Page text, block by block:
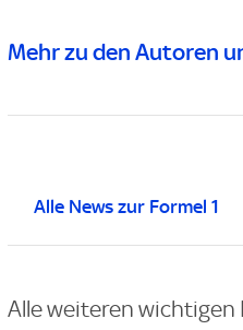
Mehr zu den Autoren
Alle News zur Formel 1
Alle weiteren